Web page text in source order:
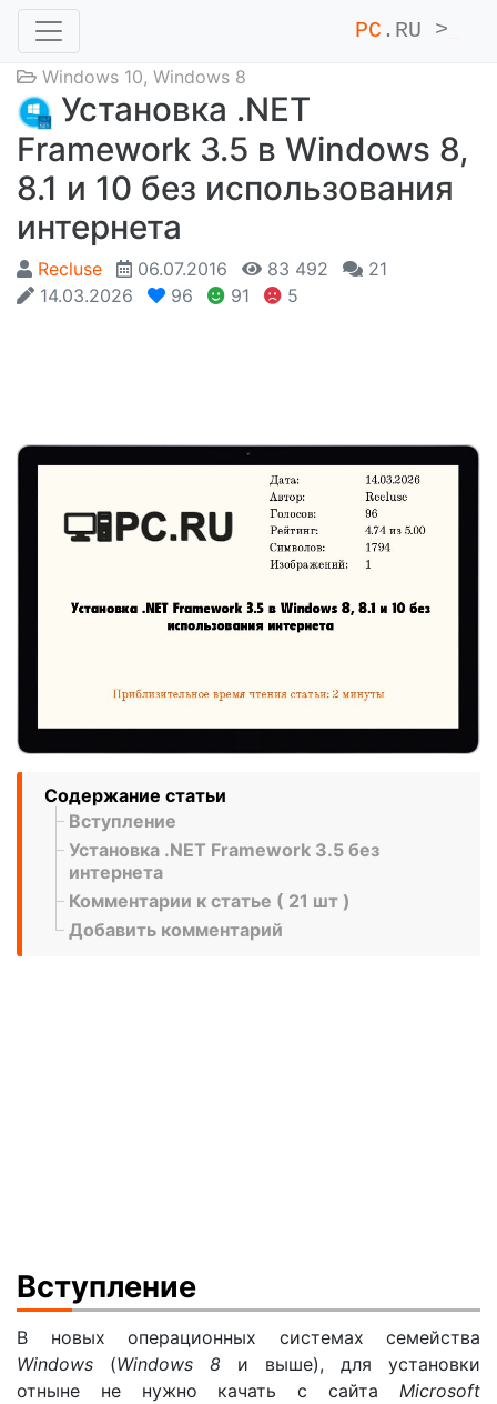
PC .RU >
Windows 10, Windows 8
Установка .NET
Framework 3.5 в Windows 8,
8.1 и 10 без использования
интернета
Recluse 06.07.2016 83 492
21
14.03.2026
96 91 5
Содержание статьи
Вступление
Установка .NET Framework 3.5 без
интернета
Комментарии к статье ( 21 шт )
Добавить комментарий
Вступление
В новых операционных системах семейства
Windows (Windows 8 и выше), для установки
отныне не нужно качать с сайта Microsoft